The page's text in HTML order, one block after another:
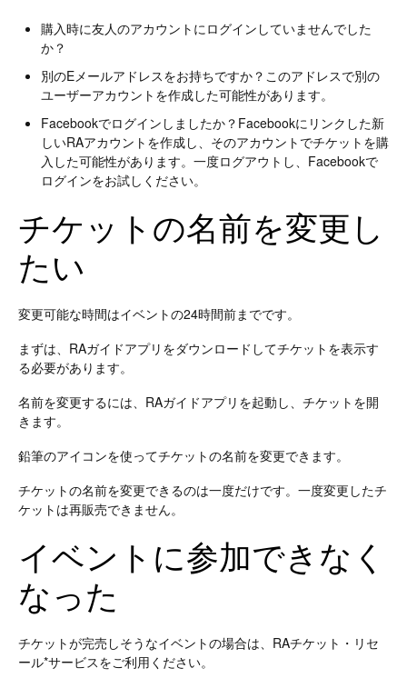
購入時に友人のアカウントにログインしていませんでした
か？
別のEメールアドレスをお持ちですか？このアドレスで別の
ユーザーアカウントを作成した可能性があります。
Facebookでログインしましたか？Facebookにリンクした新
しいRAアカウントを作成し、そのアカウントでチケットを購
入した可能性があります。一度ログアウトし、Facebookで
ログインをお試しください。
チケットの名前を変更し
たい
変更可能な時間はイベントの24時間前までです。
まずは、RAガイドアプリをダウンロードしてチケットを表示す
る必要があります。
名前を変更するには、RAガイドアプリを起動し、チケットを開
きます。
鉛筆のアイコンを使ってチケットの名前を変更できます。
チケットの名前を変更できるのは一度だけです。一度変更したチ
ケットは再販売できません。
イベントに参加できなく
なった
チケットが完売しそうなイベントの場合は、RAチケット・リセ
ール*サービスをご利用ください。